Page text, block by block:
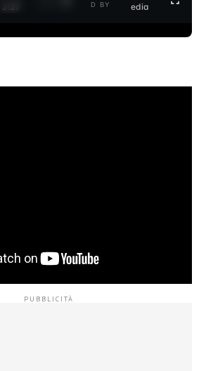
3:37
D BY
edia